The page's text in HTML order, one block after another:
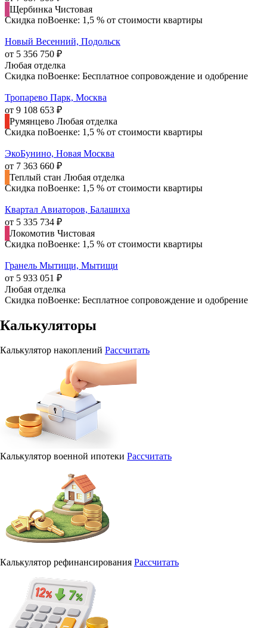
Щербинка Чистовая
Скидка поВоенке: 1,5 % от стоимости квартиры
Новый Весенний, Подольск
от 5 356 750 ₽
Любая отделка
Скидка поВоенке: Бесплатное сопровождение и одобрение
Тропарево Парк, Москва
от 9 108 653 ₽
Румянцево Любая отделка
Скидка поВоенке: 1,5 % от стоимости квартиры
ЭкоБунино, Новая Москва
от 7 363 660 ₽
Теплый стан Любая отделка
Скидка поВоенке: 1,5 % от стоимости квартиры
Квартал Авиаторов, Балашиха
от 5 335 734 ₽
Локомотив Чистовая
Скидка поВоенке: 1,5 % от стоимости квартиры
Гранель Мытищи, Мытищи
от 5 933 051 ₽
Любая отделка
Скидка поВоенке: Бесплатное сопровождение и одобрение
Калькуляторы
Калькулятор накоплений Рассчитать
Калькулятор военной ипотеки Рассчитать
Калькулятор рефинансирования Рассчитать